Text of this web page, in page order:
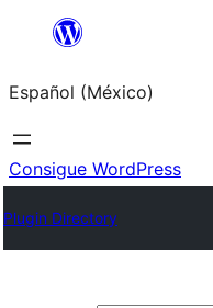
Saltar
contenido
Español (México)
Consigue WordPress
Plugin Directory